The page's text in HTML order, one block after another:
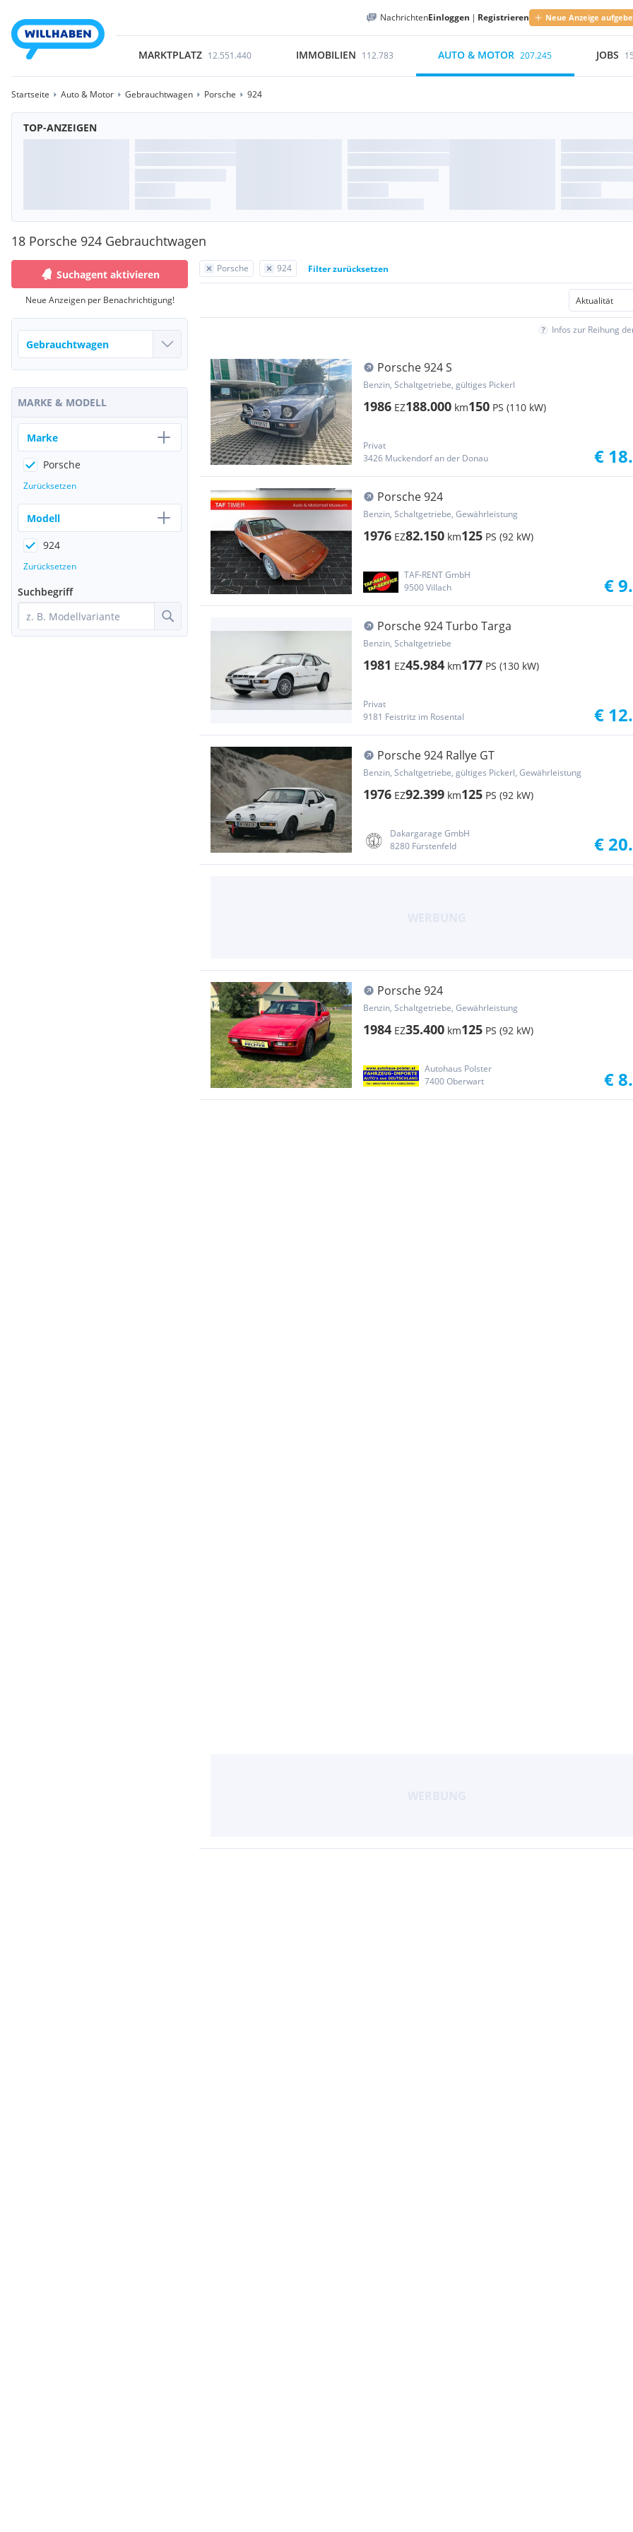
NachrichtenEinloggen | Registrieren Neue Anzeige
MARKTPLATZ 12.551.440 IMMOBILIEN 112.783 AUTO & MOTOR 207.245 JOBS
Startseite Auto & Motor Gebrauchtwagen Porsche 924
TOP-ANZEIGEN
18 Porsche 924 Gebrauchtwagen
Porsche 924 Filter zurücksetzen
Infos zur Reihung
Porsche 924 S
Benzin, Schaltgetriebe, gültiges Pickerl
1986 EZ188.000 km150 PS (110 kW)
Privat
3426 Muckendorf an der Donau
€
Porsche 924
Benzin, Schaltgetriebe, Gewährleistung
1976 EZ82.150 km125 PS (92 kW)
TAF-RENT GmbH
9500 Villach
€
Porsche 924 Turbo Targa
Benzin, Schaltgetriebe
1981 EZ45.984 km177 PS (130 kW)
Privat
9181 Feistritz im Rosental
€
Porsche 924 Rallye GT
Benzin, Schaltgetriebe, gültiges Pickerl, Gewährleistung
1976 EZ92.399 km125 PS (92 kW)
Dakargarage GmbH
8280 Fürstenfeld
€
Porsche 924
Benzin, Schaltgetriebe, Gewährleistung
1984 EZ35.400 km125 PS (92 kW)
Autohaus Polster
7400 Oberwart
€
Suchagent aktivieren
Neue Anzeigen per Benachrichtigung!
MARKE & MODELL
Marke
Porsche
Zurücksetzen
Modell
924
Zurücksetzen
Suchbegriff